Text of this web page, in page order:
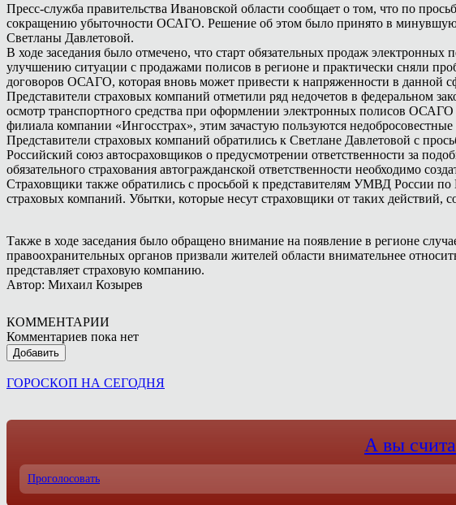
Пресс-служба правительства Ивановской области сообщает о том, что по
сокращению убыточности ОСАГО. Решение об этом было принято в минувшую
Светланы Давлетовой.
В ходе заседания было отмечено, что старт обязательных продаж
улучшению ситуации с продажами полисов в регионе и практически сняли
договоров ОСАГО, которая вновь может привести к напряженности в данной
Представители страховых компаний отметили ряд недочетов в федеральном
осмотр транспортного средства при оформлении электронных полисов ОСАГО
филиала компании «Ингосстрах», этим зачастую пользуются
Представители страховых компаний обратились к Светлане Давлетовой с
Российский союз автосраховщиков о предусмотрении ответственности за
обязательного страхования автогражданской ответственности необходимо
Страховщики также обратились с просьбой к представителям УМВД России
страховых компаний. Убытки, которые несут страховщики от таких действий,
Также в ходе заседания было обращено внимание на появление в регионе
правоохранительных органов призвали жителей области внимательнее
представляет страховую компанию.
Автор: Михаил Козырев
КОММЕНТАРИИ
Комментариев пока нет
Добавить
ГОРОСКОП НА СЕГОДНЯ
А вы
Проголосовать